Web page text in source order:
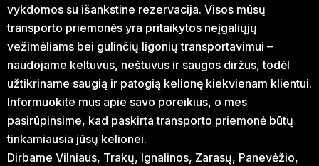
vykdomos su išankstine rezervacija. Visos mūsų
transporto priemonės yra pritaikytos neįgaliųjų
vežimėliams bei gulinčių ligonių transportavimui –
naudojame keltuvus, neštuvus ir saugos diržus, todėl
užtikriname saugią ir patogią kelionę kiekvienam klientui.
Informuokite mus apie savo poreikius, o mes
pasirūpinsime, kad paskirta transporto priemonė būtų
tinkamiausia jūsų kelionei.
Dirbame Vilniaus, Trakų, Ignalinos, Zarasų, Panevėžio,